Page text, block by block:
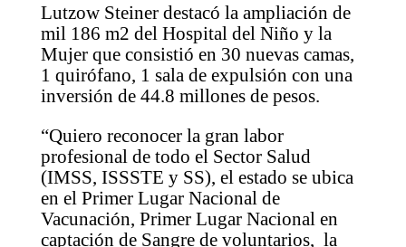
Lutzow Steiner destacó la ampliación de
mil 186 m2 del Hospital del Niño y la
Mujer que consistió en 30 nuevas camas,
1 quirófano, 1 sala de expulsión con una
inversión de 44.8 millones de pesos.
“Quiero reconocer la gran labor
profesional de todo el Sector Salud
(IMSS, ISSSTE y SS), el estado se ubica
en el Primer Lugar Nacional de
Vacunación, Primer Lugar Nacional en
captación de Sangre de voluntarios, la